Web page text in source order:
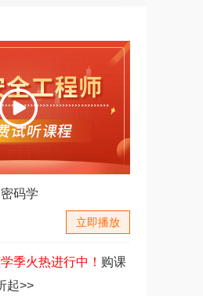
码学
立即播放
季火热进行中！ 购课
起>>